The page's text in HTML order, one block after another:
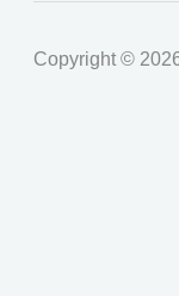
Copyright ©